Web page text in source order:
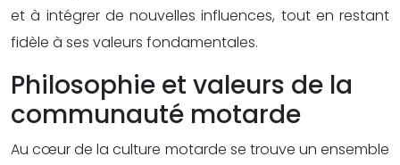
et à intégrer de nouvelles influences, tout en restant
fidèle à ses valeurs fondamentales.
Philosophie et valeurs de la
communauté motarde
Au cœur de la culture motarde se trouve un ensemble